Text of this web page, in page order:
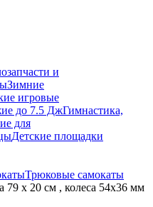
и
Зимние
игровые
до 7.5 ДжГимнастика,
для
Детские площадки
Трюковые самокаты
x 20 см , колеса 54x36 мм